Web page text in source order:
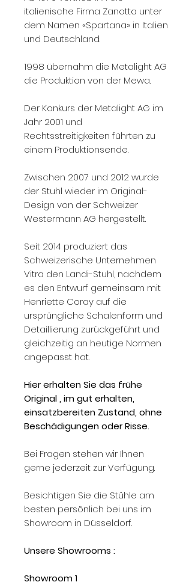
italienische Firma Zanotta unter
dem Namen «Spartana» in Italien
und Deutschland.
1998 übernahm die Metalight AG
die Produktion von der Mewa.
Der Konkurs der Metalight AG im
Jahr 2001 und
Rechtsstreitigkeiten führten zu
einem Produktionsende.
Zwischen 2007 und 2012 wurde
der Stuhl wieder im Original-
Design von der Schweizer
Westermann AG hergestellt.
Seit 2014 produziert das
Schweizerische Unternehmen
Vitra den Landi-Stuhl, nachdem
es den Entwurf gemeinsam mit
Henriette Coray auf die
ursprüngliche Schalenform und
Detaillierung zurückgeführt und
gleichzeitig an heutige Normen
angepasst hat.
Hier erhalten Sie das frühe
Original , im gut erhalten,
einsatzbereiten Zustand, ohne
Beschädigungen oder Risse.
Bei Fragen stehen wir Ihnen
gerne jederzeit zur Verfügung.
Besichtigen Sie die Stühle am
besten persönlich bei uns im
Showroom in Düsseldorf.
Unsere Showrooms :
Showroom 1